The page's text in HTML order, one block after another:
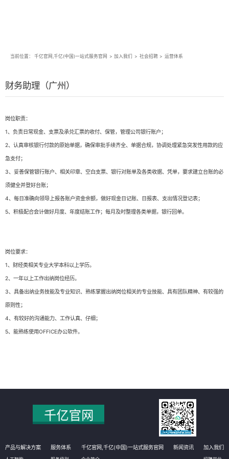
当前位置： 千亿官网,千亿(中国)一站式服务官网 > 加入我们 > 社会招聘 > 运营体系
财务助理（广州）
岗位职责：
1、负责日常现金、支票及承兑汇票的收付、保管，管理公司银行账户；
2、认真审核银行付款的原始单据，确保审批手续齐全、单据合规，协调处理紧急突发性用款的应
急支付；
3、妥善保管银行账户、相关印章、空白支票、银行对账单及各类收据、凭单，要求建立台账的必
须健全并登好台账；
4、每日准确向领导上报各账户资金余额，做好现金日记账、日报表、支出情况登记表；
5、积极配合会计做好月度、年度结账工作；每月及时整理各类单据，银行回单。
岗位要求：
1、财经类相关专业大学本科以上学历。
2、一年以上工作出纳岗位经历。
3、具备出纳业务技能及专业知识、熟练掌握出纳岗位相关的专业技能、具有团队精神、有较强的
原则性；
4、有较好的沟通能力、工作认真、仔细；
5、能熟练使用OFFICE办公软件。
产品与解决方案 服务体系 千亿官网,千亿(中国)一站式服务官网 新闻资讯 加入我们